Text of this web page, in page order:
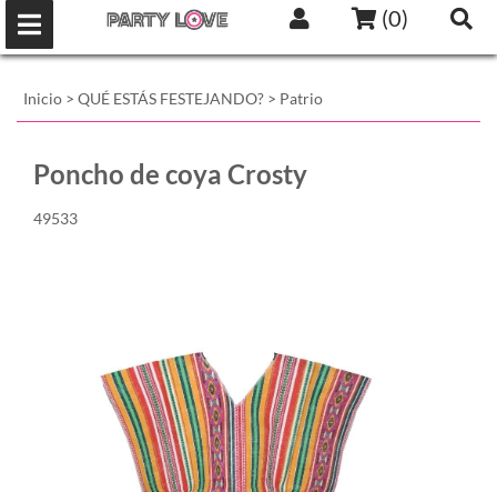
(0)
Inicio > QUÉ ESTÁS FESTEJANDO? > Patrio
Poncho de coya Crosty
49533